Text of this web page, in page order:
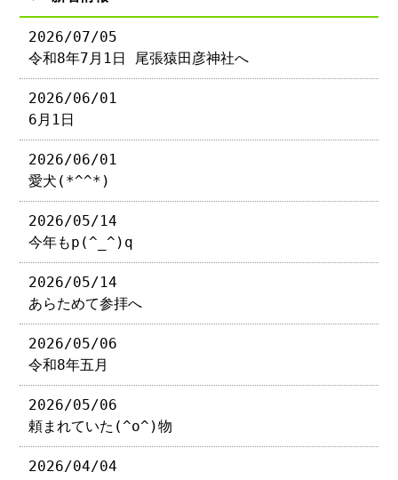
2026/07/05
令和8年7月1日 尾張猿田彦神社へ
2026/06/01
6月1日
2026/06/01
愛犬(*^^*)
2026/05/14
今年もp(^_^)q
2026/05/14
あらためて参拝へ
2026/05/06
令和8年五月
2026/05/06
頼まれていた(^o^)物
2026/04/04